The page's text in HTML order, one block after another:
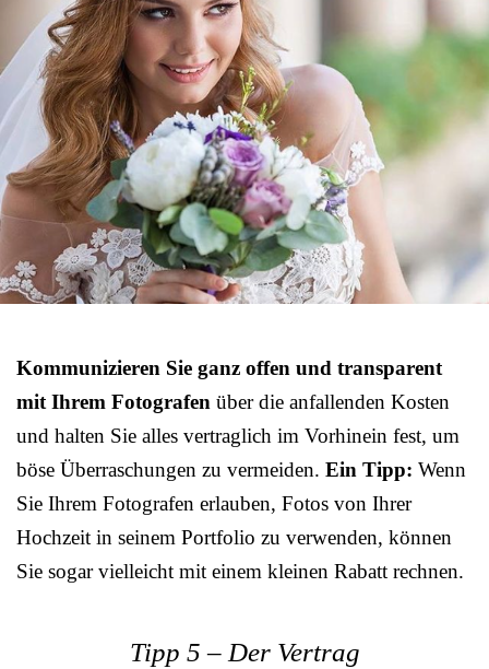
Kommunizieren Sie ganz offen und transparent
mit Ihrem Fotografen über die anfallenden Kosten
und halten Sie alles vertraglich im Vorhinein fest, um
böse Überraschungen zu vermeiden. Ein Tipp: Wenn
Sie Ihrem Fotografen erlauben, Fotos von Ihrer
Hochzeit in seinem Portfolio zu verwenden, können
Sie sogar vielleicht mit einem kleinen Rabatt rechnen.
Tipp 5 – Der Vertrag